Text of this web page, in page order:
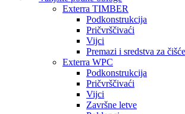
Exterra TIMBER
Podkonstrukcija
Pričvrščivaći
Vijci
Premazi i sredstva za
Exterra WPC
Podkonstrukcija
Pričvrščivaći
Vijci
Završne letve